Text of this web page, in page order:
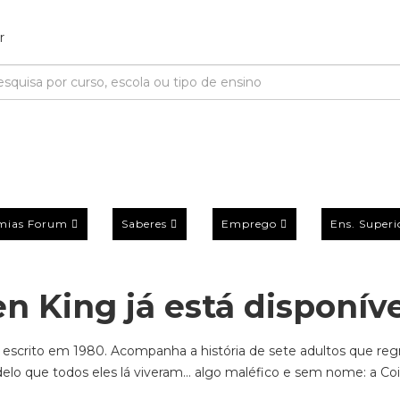
Forum Saberes Emprego Ens.
King já está
em 1980. Acompanha a história de sete adultos que
que todos eles lá viveram… algo maléfico e sem nome: a